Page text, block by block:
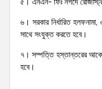
৬। সরকার নির্ধারিত হলফনামা,
সাথে সংযুক্ত করতে হবে।
৭। সম্পত্তি হস্তান্তরের
হবে।